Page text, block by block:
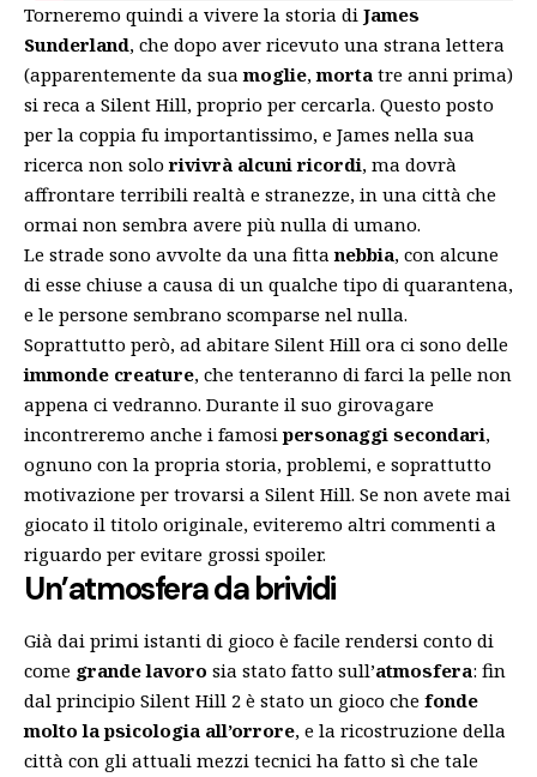
Torneremo quindi a vivere la storia di James
Sunderland, che dopo aver ricevuto una strana lettera
(apparentemente da suamoglie,morta tre anni prima)
si reca a Silent Hill, proprio per cercarla. Questo posto
per la coppia fu importantissimo, e James nella sua
ricerca non solorivivrà alcuni ricordi, ma dovrà
affrontare terribili realtà e stranezze, in una città che
ormai non sembra avere più nulla di umano.
Le strade sono avvolte da una fittanebbia, con alcune
di esse chiuse a causa di un qualche tipo di quarantena,
e le persone sembrano scomparse nel nulla.
Soprattutto però, ad abitare Silent Hill ora ci sono delle
immonde creature, che tenteranno di farci la pelle non
appena ci vedranno. Durante il suo girovagare
incontreremo anche i famosipersonaggi secondari,
ognuno con la propria storia, problemi, e soprattutto
motivazione per trovarsi a Silent Hill. Se non avete mai
giocato il titolo originale, eviteremo altri commenti a
riguardo per evitare grossi spoiler.
Un’atmosfera da brividi
Già dai primi istanti di gioco è facile rendersi conto di
come grande lavoro sia stato fatto sull’atmosfera: fin
dal principio Silent Hill 2 è stato un gioco che fonde
molto la psicologia all’orrore, e la ricostruzione della
città con gli attuali mezzi tecnici ha fatto sì che tale